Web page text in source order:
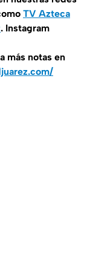
TV Azteca
. Instagram
más notas en